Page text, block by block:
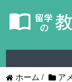
ホーム / ア